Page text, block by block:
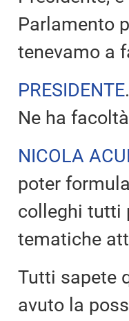
Parlamento
tenevamo a
PRESIDENTE
Ne ha
NICOLA
poter
colleghi tutti
tematiche
Tutti sapete
avuto la